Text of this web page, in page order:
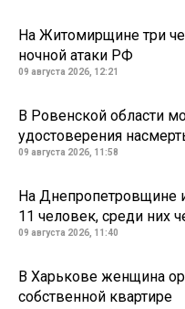
На Житомирщине три
ночной атаки РФ
09 августа 2026, 12:21
В Ровенской области
удостоверения
09 августа 2026, 11:58
На Днепропетровщине
11 человек, среди них
09 августа 2026, 11:40
В Харькове женщина
собственной квартире